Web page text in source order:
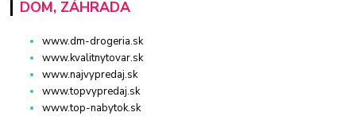
DOM, ZÁHRADA
www.dm-drogeria.sk
www.kvalitnytovar.sk
www.najvypredaj.sk
www.topvypredaj.sk
www.top-nabytok.sk